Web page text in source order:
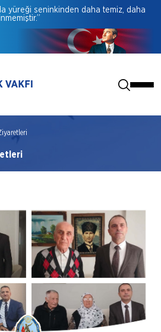
yüreği seninkinden daha temiz, daha